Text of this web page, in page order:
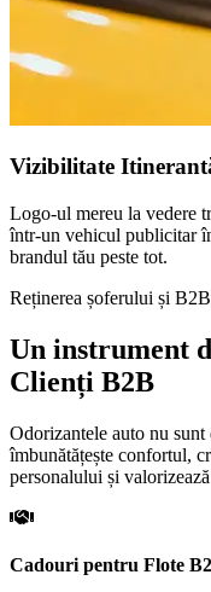
Vizibilitate
Logo-ul mereu la vedere
într-un vehicul publicitar
brandul tău peste tot.
Reținerea șoferului și B2B
Un instrument
Clienți B2B
Odorizantele auto nu
îmbunătățește confortul,
personalului și
Cadouri pentru Flote